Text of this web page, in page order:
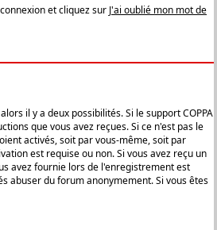
et cliquez sur J'ai oublié mon mot de
il y a deux possibilités. Si le support COPPA
que vous avez reçues. Si ce n'est pas le
activés, soit par vous-même, soit par
est requise ou non. Si vous avez reçu un
avez fournie lors de l'enregistrement est
abuser du forum anonymement. Si vous êtes